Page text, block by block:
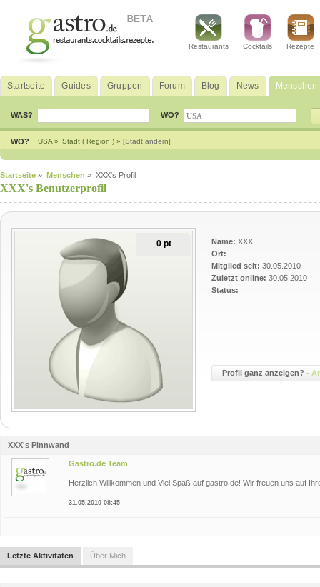
Restaurants Cocktails Rezepte
Startseite Guides Gruppen Forum Blog News Menschen
WAS? WO?
WO? USA » Stadt ( Region ) » [Stadt ändern]
Startseite » Menschen » XXX's Profil
XXX's Benutzerprofil
0 pt Name: XXX
Ort:
Mitglied seit: 30.05.2010
Zuletzt online: 30.05.2010
Status:
Profil ganz anzeigen? -
XXX's Pinnwand
Gastro.de Team
Herzlich Willkommen und Viel Spaß auf gastro.de! Wir freuen uns auf
31.05.2010 08:45
Letzte Aktivitäten Über Mich